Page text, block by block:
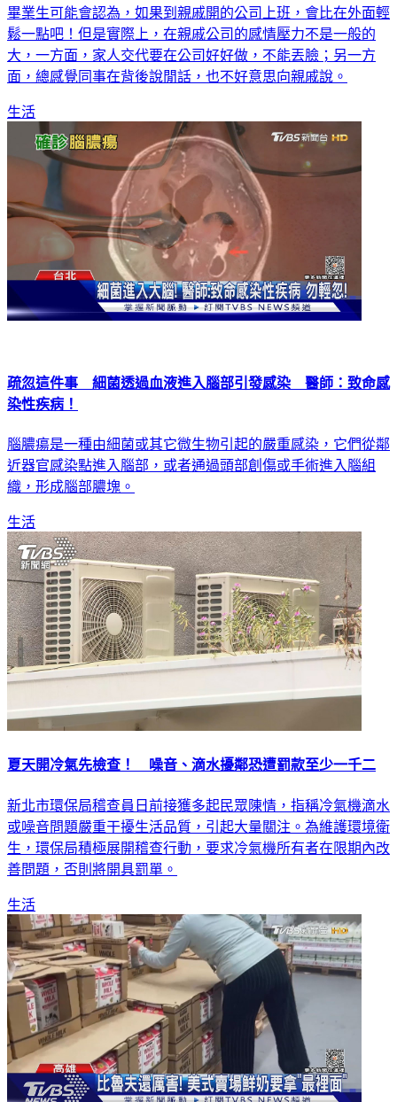
畢業生可能會認為，如果到親戚開的公司上班，會比在外面輕
鬆一點吧！但是實際上，在親戚公司的感情壓力不是一般的
大，一方面，家人交代要在公司好好做，不能丟臉；另一方
面，總感覺同事在背後說閒話，也不好意思向親戚說。
生活
疏忽這件事 細菌透過血液進入腦部引發感染 醫師：致命感
染性疾病！
腦膿瘍是一種由細菌或其它微生物引起的嚴重感染，它們從鄰
近器官感染點進入腦部，或者通過頭部創傷或手術進入腦組
織，形成腦部膿塊。
生活
夏天開冷氣先檢查！ 噪音、滴水擾鄰恐遭罰款至少一千二
新北市環保局稽查員日前接獲多起民眾陳情，指稱冷氣機滴水
或噪音問題嚴重干擾生活品質，引起大量關注。為維護環境衛
生，環保局積極展開稽查行動，要求冷氣機所有者在限期內改
善問題，否則將開具罰單。
生活